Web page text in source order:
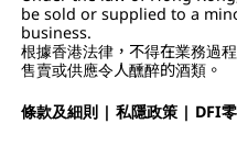
be sold or supplied to a
business.
根據香港法律，不得在業務過
售賣或供應令人醺醉的酒類。
條款及細則 |私隱政策 | DFI